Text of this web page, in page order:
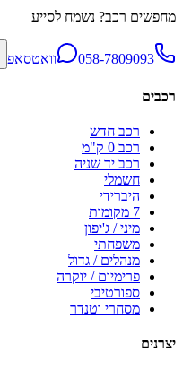
מחפשים רכב? נשמח לסייע
058-7809093 וואטסאפ
רכבים
רכב חדש
רכב 0 ק"מ
רכב יד שניה
חשמלי
היברידי
7 מקומות
מיני / ג'יפון
משפחתי
מנהלים / גדול
פרימיום / יוקרה
ספורטיבי
מסחרי וטנדר
יצרנים